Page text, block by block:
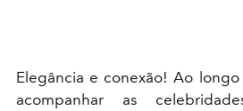
Elegância e conexão! Ao
acompanhar as